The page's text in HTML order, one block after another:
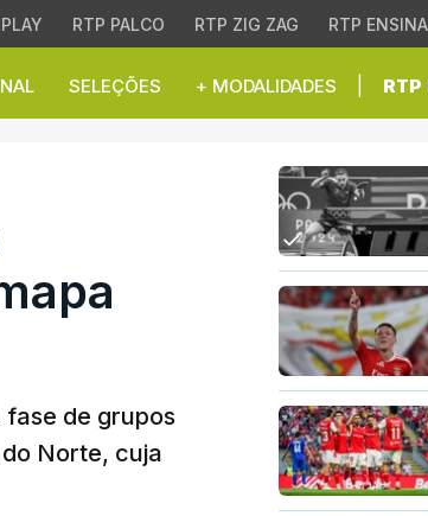
RTP PALCO RTP ZIG ZAG RTP ENSINA
SELEÇÕES + MODALIDADES RTP
fase de grupos
Norte, cuja